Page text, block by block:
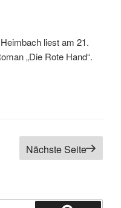
liest am 21.
„Die Rote Hand“.
Nächste Seite